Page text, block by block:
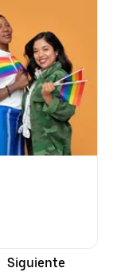
Siguiente